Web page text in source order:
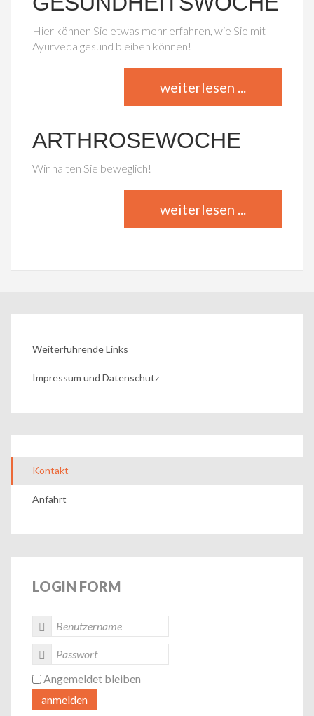
Hier können Sie etwas mehr erfahren, wie Sie mit
Ayurveda gesund bleiben können!
weiterlesen ...
ARTHROSEWOCHE
Wir halten Sie beweglich!
weiterlesen ...
Weiterführende Links
Impressum und Datenschutz
Kontakt
Anfahrt
LOGIN FORM
Angemeldet bleiben
anmelden